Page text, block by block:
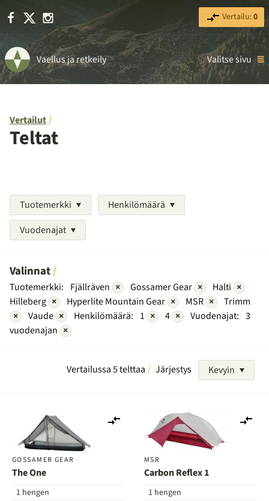
Facebook Instagram Vertailu:0
Vaellus ja retkeily Valitse sivu
Vertailut
Teltat
Tuotemerkki
Henkilömäärä
Vuodenajat
Valinnat
Tuotemerkki: Fjällräven × Gossamer Gear × Halti ×
Hilleberg × Hyperlite Mountain Gear × MSR ×
Trimm
×
Vaude × Henkilömäärä: 1 × 4 × Vuodenajat: 3
vuodenajan ×
Vertailussa 5 telttaa Järjestys Kevyin
GOSSAMER GEAR
The One
1 hengen
vertailuun
MSR
Carbon Reflex 1
1 hengen